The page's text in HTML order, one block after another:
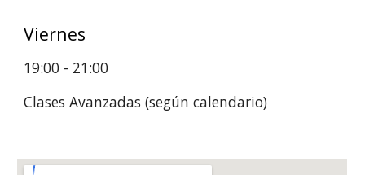
Viernes
19:00 - 21:00
Clases Avanzadas (según calendario)